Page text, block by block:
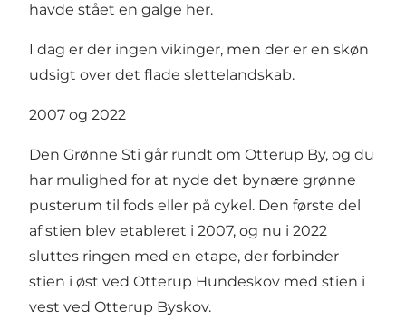
havde stået en galge her.
I dag er der ingen vikinger, men der er en skøn
udsigt over det flade slettelandskab.
2007 og 2022
Den Grønne Sti går rundt om Otterup By, og du
har mulighed for at nyde det bynære grønne
pusterum til fods eller på cykel. Den første del
af stien blev etableret i 2007, og nu i 2022
sluttes ringen med en etape, der forbinder
stien i øst ved Otterup Hundeskov med stien i
vest ved Otterup Byskov.